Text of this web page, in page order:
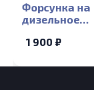
Форсунка на
дизельное
2035RPD
1 900 ₽